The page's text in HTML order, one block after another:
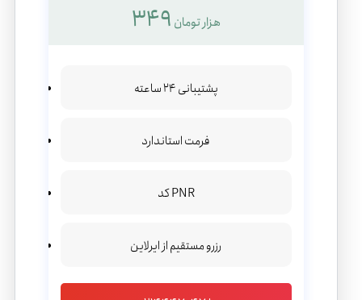
349 هزار تومان
پشتیبانی 24 ساعته
فرمت استاندارد
کد PNR
رزرو مستقیم از ایرلاین